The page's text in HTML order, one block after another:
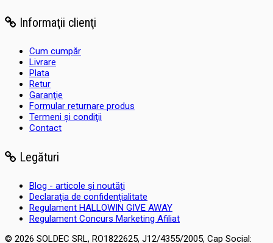
Informaţii clienţi
Cum cumpăr
Livrare
Plata
Retur
Garanţie
Formular returnare produs
Termeni şi condiţii
Contact
Legături
Blog - articole și noutăți
Declaraţia de confidenţialitate
Regulament HALLOWIN GIVE AWAY
Regulament Concurs Marketing Afiliat
© 2026 SOLDEC SRL, RO1822625, J12/4355/2005, Cap Social: